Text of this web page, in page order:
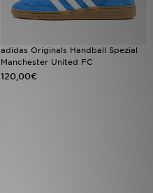
adidas Originals Handball Spezial
Manchester United FC
120,00€